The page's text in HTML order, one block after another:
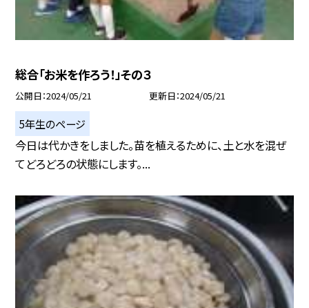
総合「お米を作ろう！」その３
公開日 2024/05/21 更新日 2024/05/21
5年生のページ
今日は代かきをしました。苗を植えるために、土と水を混ぜ
てどろどろの状態にします。...